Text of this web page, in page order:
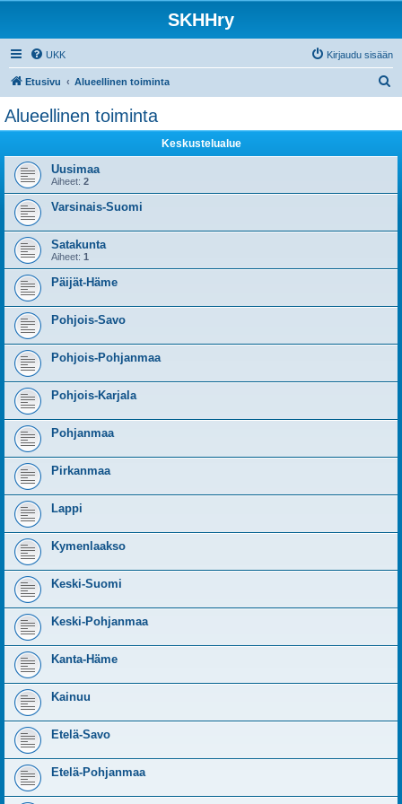
SKHHry
UKK Kirjaudu sisään
Etusivu Alueellinen toiminta
Alueellinen toiminta
Keskustelualue
Uusimaa
Aiheet: 2
Varsinais-Suomi
Satakunta
Aiheet: 1
Päijät-Häme
Pohjois-Savo
Pohjois-Pohjanmaa
Pohjois-Karjala
Pohjanmaa
Pirkanmaa
Lappi
Kymenlaakso
Keski-Suomi
Keski-Pohjanmaa
Kanta-Häme
Kainuu
Etelä-Savo
Etelä-Pohjanmaa